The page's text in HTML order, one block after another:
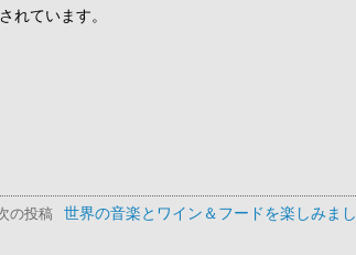
れています。
の投稿
世界の音楽とワイン＆フードを楽しみまし